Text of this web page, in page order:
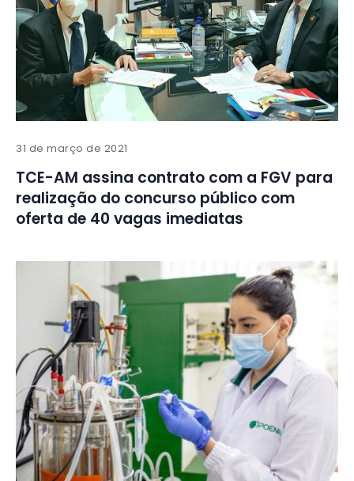
31 de março de 2021
TCE-AM assina contrato com a FGV para
realização do concurso público com
oferta de 40 vagas imediatas